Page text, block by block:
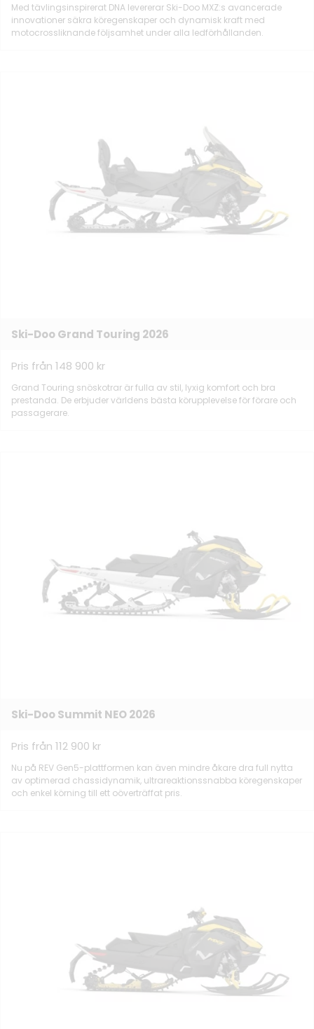
Med tävlingsinspirerat DNA levererar Ski-Doo MXZ:s avancerade
innovationer säkra köregenskaper och dynamisk kraft med
motocrossliknande följsamhet under alla ledförhållanden.
Ski-Doo Grand Touring 2026
Pris från 148 900 kr
Grand Touring snöskotrar är fulla av stil, lyxig komfort och bra
prestanda. De erbjuder världens bästa körupplevelse för förare och
passagerare.
Ski-Doo Summit NEO 2026
Pris från 112 900 kr
Nu på REV Gen5-plattformen kan även mindre åkare dra full nytta
av optimerad chassidynamik, ultrareaktionssnabba köregenskaper
och enkel körning till ett oöverträffat pris.